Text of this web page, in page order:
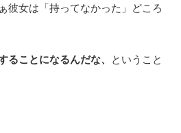
彼女は「持ってなかった」どころ
ることになるんだな、
ということ